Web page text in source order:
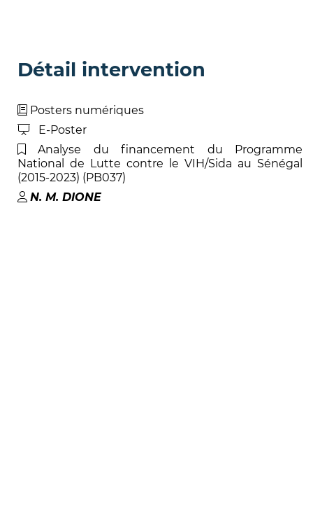
Détail intervention
Posters numériques
E-Poster
Analyse du financement du Programme
National de Lutte contre le VIH/Sida au Sénégal
(2015-2023) (PB037)
N. M. DIONE